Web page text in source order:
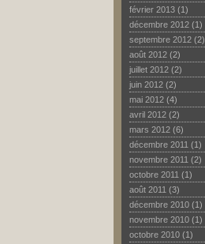
février 2013 (1)
décembre 2012 (1)
septembre 2012 (2)
août 2012 (2)
juillet 2012 (2)
juin 2012 (2)
mai 2012 (4)
avril 2012 (2)
mars 2012 (6)
décembre 2011 (1)
novembre 2011 (2)
octobre 2011 (1)
août 2011 (3)
décembre 2010 (1)
novembre 2010 (1)
octobre 2010 (1)